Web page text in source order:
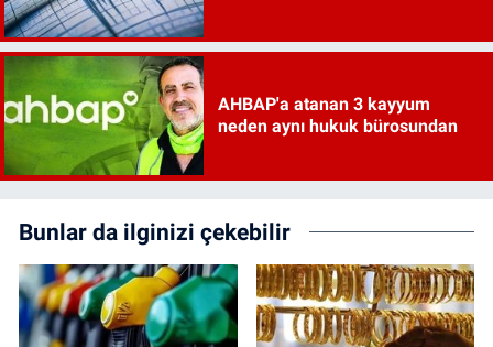
AHBAP'a atanan 3 kayyum
neden aynı hukuk bürosundan
Bunlar da ilginizi çekebilir